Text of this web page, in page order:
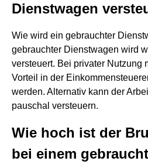
Dienstwagen
Wie wird ein gebrauchter
gebrauchter Dienstwagen wird
versteuert. Bei privater Nutzung
Vorteil in der
werden. Alternativ kann der
pauschal versteuern.
Wie hoch ist der
bei einem